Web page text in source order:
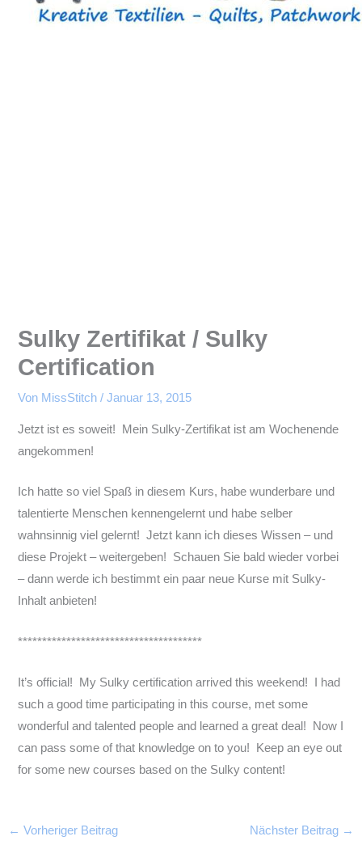
Sulky Zertifikat / Sulky
Certification
Von MissStitch/Januar 13, 2015
Jetzt ist es soweit! Mein Sulky-Zertifikat ist am Wochenende
angekommen!
Ich hatte so viel Spaß in diesem Kurs, habe wunderbare und
talentierte Menschen kennengelernt und habe selber
wahnsinnig viel gelernt! Jetzt kann ich dieses Wissen – und
diese Projekt – weitergeben! Schauen Sie bald wieder vorbei
– dann werde ich bestimmt ein paar neue Kurse mit Sulky-
Inhalt anbieten!
**************************************
It’s official! My Sulky certification arrived this weekend! I had
such a good time participating in this course, met some
wonderful and talented people and learned a great deal! Now I
can pass some of that knowledge on to you! Keep an eye out
for some new courses based on the Sulky content!
← Vorheriger Beitrag Nächster Beitrag →